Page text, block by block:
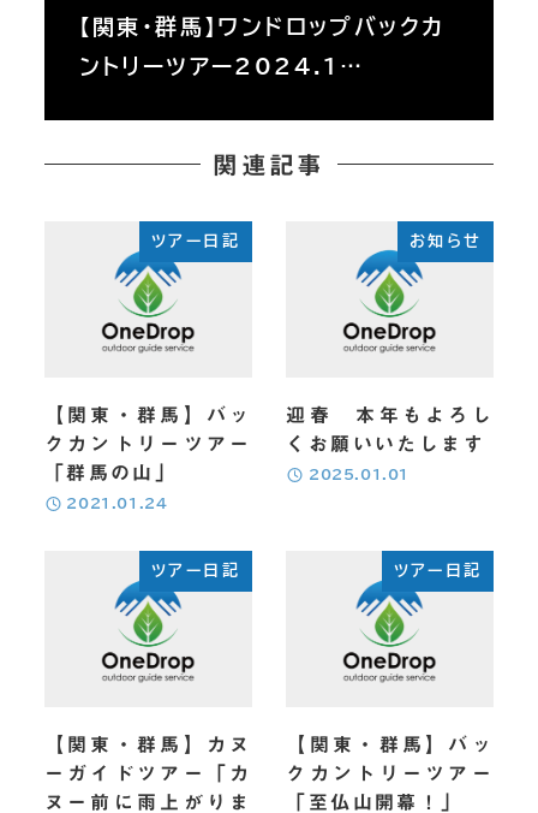
【関東・群馬】ワンドロップバックカ
ントリーツアー2024.1…
関連記事
ツアー日記
【関東・群馬】バッ
クカントリーツアー
「群馬の山」
投稿日
2021.01.24
お知らせ
迎春 本年もよろし
くお願いいたします
投稿日
2025.01.01
ツアー日記
【関東・群馬】カヌ
ーガイドツアー「カ
ヌー前に雨上がりま
ツアー日記
【関東・群馬】バッ
クカントリーツアー
「至仏山開幕！」